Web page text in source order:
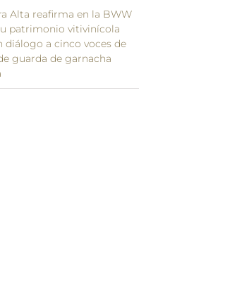
Alta reafirma en la BWW
patrimonio vitivinícola
diálogo a cinco voces de
guarda de garnacha